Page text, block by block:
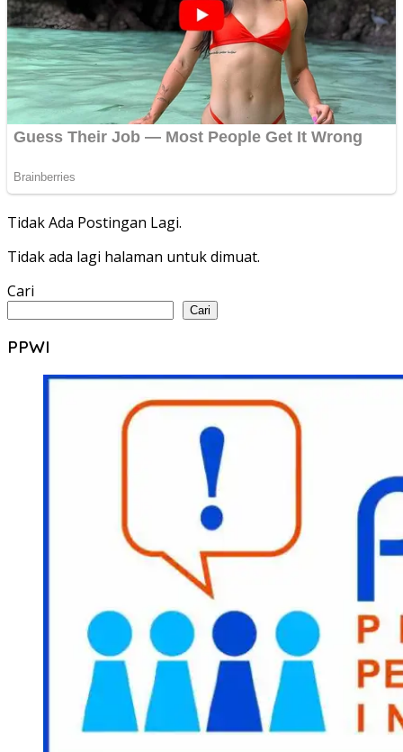
Tidak Ada Postingan Lagi.
Tidak ada lagi halaman untuk dimuat.
Cari
Cari
PPWI